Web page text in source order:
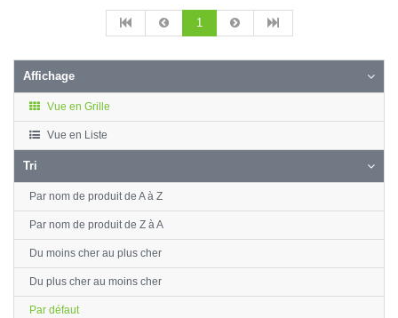
1
Affichage
Vue en Grille
Vue en Liste
Tri
Par nom de produit de A à Z
Par nom de produit de Z à A
Du moins cher au plus cher
Du plus cher au moins cher
Par défaut